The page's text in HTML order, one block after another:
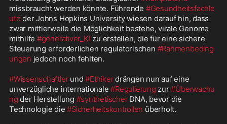
missbraucht werden könnte. Führende #Gesundheitsfachle
ute der Johns Hopkins University wiesen darauf hin, dass
zwar mittlerweile die Möglichkeit bestehe, virale Genome
mithilfe #generativer_KI zu erstellen, die für eine sichere
Steuerung erforderlichen regulatorischen #Rahmenbeding
ungen jedoch noch fehlten.
#Wissenschaftler und #Ethiker drängen nun auf eine
unverzügliche internationale #Regulierung zur #Überwachu
ng der Herstellung #synthetischer DNA, bevor die
Technologie die #Sicherheitskontrollen überholt.